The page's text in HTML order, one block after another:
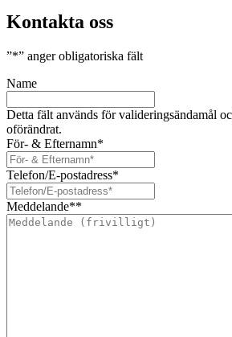
Kontakta oss
”*” anger obligatoriska fält
Name
Detta fält används för valideringsändamål
oförändrat.
För- & Efternamn*
Telefon/E-postadress*
Meddelande**